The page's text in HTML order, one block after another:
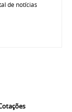
de notícias